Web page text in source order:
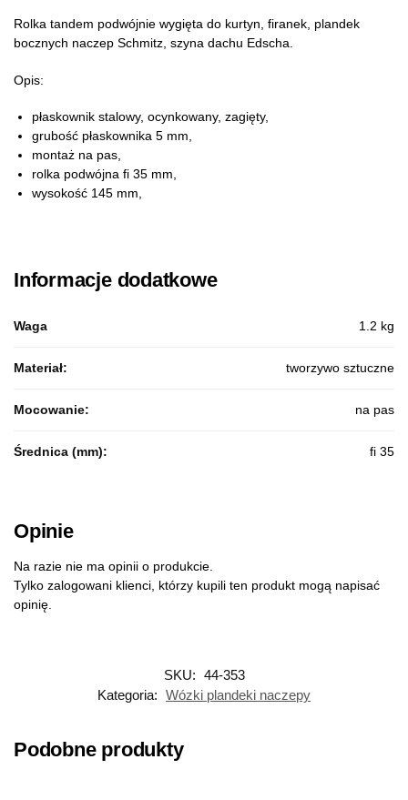
Rolka tandem podwójnie wygięta do kurtyn, firanek, plandek
bocznych naczep Schmitz, szyna dachu Edscha.
Opis:
płaskownik stalowy, ocynkowany, zagięty,
grubość płaskownika 5 mm,
montaż na pas,
rolka podwójna fi 35 mm,
wysokość 145 mm,
Informacje dodatkowe
Waga 1.2 kg
Materiał: tworzywo sztuczne
Mocowanie: na pas
Średnica (mm): fi 35
Opinie
Na razie nie ma opinii o produkcie.
Tylko zalogowani klienci, którzy kupili ten produkt mogą napisać
opinię.
SKU: 44-353
Kategoria: Wózki plandeki naczepy
Podobne produkty